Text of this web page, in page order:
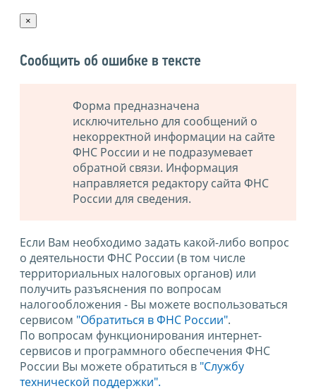
×
Сообщить об ошибке в тексте
Форма предназначена
исключительно для сообщений о
некорректной информации на сайте
ФНС России и не подразумевает
обратной связи. Информация
направляется редактору сайта ФНС
России для сведения.
Если Вам необходимо задать какой-либо вопрос
о деятельности ФНС России (в том числе
территориальных налоговых органов) или
получить разъяснения по вопросам
налогообложения - Вы можете воспользоваться
сервисом "Обратиться в ФНС России".
По вопросам функционирования интернет-
сервисов и программного обеспечения ФНС
России Вы можете обратиться в "Службу
технической поддержки".